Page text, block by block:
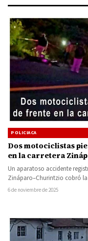
POLICIACA
Dos motociclistas
en la carretera
Un aparatoso accidente
Zináparo–Churintzio cobró
6 de noviembre de 2025